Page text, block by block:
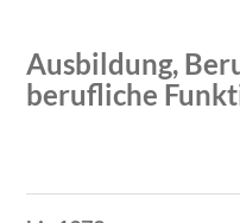
Ausbildung,
berufliche
Zeitraum
Tätigkeit